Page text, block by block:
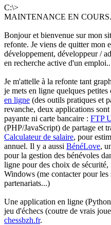
C:\>
MAINTENANCE EN
Bonjour et bienvenue sur mon
refonte. Je viens de quitter mon
développement, développeur /
en recherche active d'un
Je m'attelle à la refonte tant
je mets en ligne quelques petites
en ligne (des outils pratiques et
revanche, deux applications sont
payante ni carte bancaire : FTP
(PHP/JavaScript) de partage et
Calculateur de salaire, pour
annuel. Il y a aussi BénéLove,
pour la gestion des bénévoles
ligne pour des choix de
Windows (me contacter pour
partenariats...)
Une application en ligne
jeu d'échecs (coutre de vrais
chessbzh.fr.